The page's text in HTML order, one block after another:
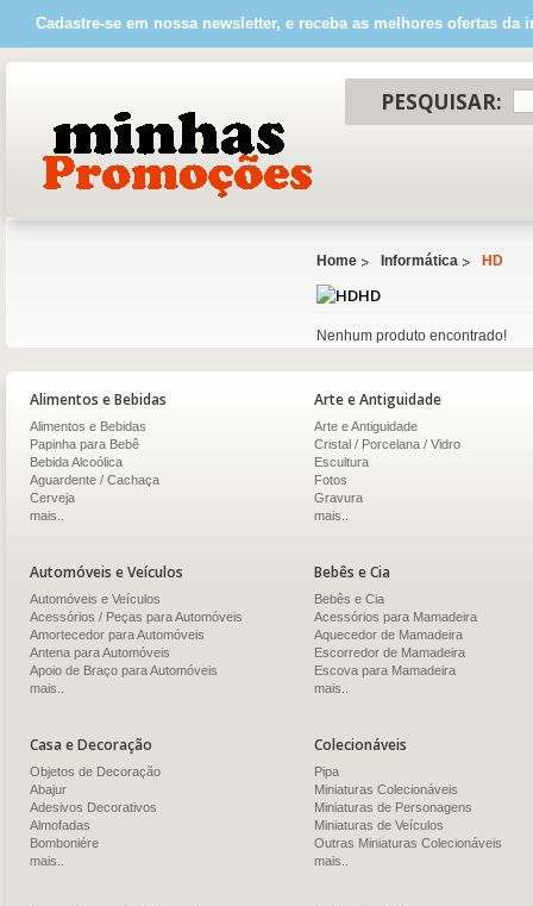
Cadastre-se em nossa newsletter, e receba as melhores ofertas da
PESQUISAR:
Home Informática HD
HD
Nenhum produto encontrado!
Alimentos e Bebidas
Alimentos e Bebidas
Papinha para Bebê
Bebida Alcoólica
Aguardente / Cachaça
Cerveja
mais..
Arte e Antiguidade
Arte e Antiguidade
Cristal / Porcelana / Vidro
Escultura
Fotos
Gravura
mais..
Automóveis e Veículos
Automóveis e Veículos
Acessórios / Peças para Automóveis
Amortecedor para Automóveis
Antena para Automóveis
Apoio de Braço para Automóveis
mais..
Bebês e Cia
Bebês e Cia
Acessórios para Mamadeira
Aquecedor de Mamadeira
Escorredor de Mamadeira
Escova para Mamadeira
mais..
Casa e Decoração
Objetos de Decoração
Abajur
Adesivos Decorativos
Almofadas
Bomboniére
mais..
Colecionáveis
Pipa
Miniaturas Colecionáveis
Miniaturas de Personagens
Miniaturas de Veículos
Outras Miniaturas Colecionáveis
mais..